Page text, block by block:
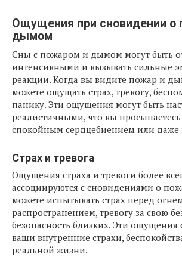
Ощущения при сновидении о
дымом
Сны с пожаром и дымом могут быть
интенсивными и вызывать сильные
реакции. Когда вы видите пожар и
можете ощущать страх, тревогу,
панику. Эти ощущения могут быть
реалистичными, что вы просыпаетесь
спокойным сердцебиением или даже
Страх и тревога
Ощущения страха и тревоги более
ассоциируются с сновидениями о
можете испытывать страх перед
распространением, тревогу за свою
безопасность близких. Эти ощущения
ваши внутренние страхи,
реальной жизни.